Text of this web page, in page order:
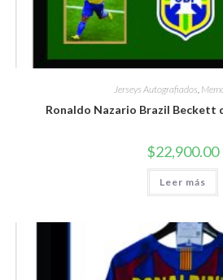
Jerseys Autografiados
Ronaldo Nazario Brazil Beckett
$22,900.00
Leer más